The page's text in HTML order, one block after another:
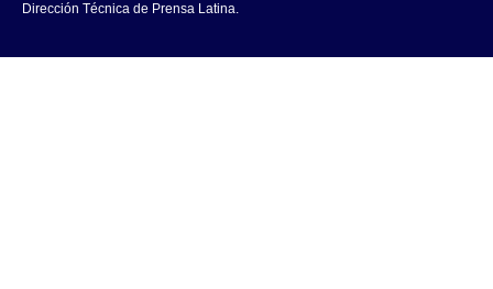
Dirección Técnica de Prensa Latina.